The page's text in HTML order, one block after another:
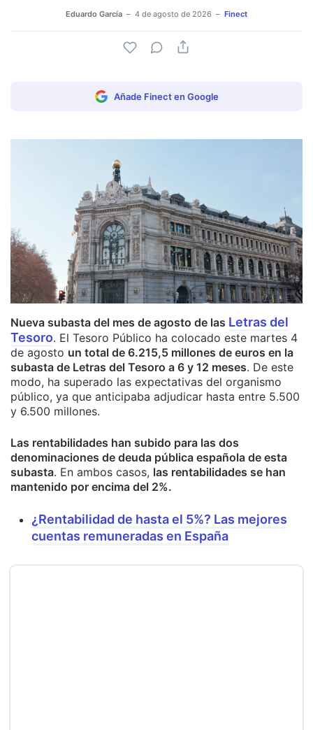
Eduardo García 4 de agosto de 2026 Finect
Añade Finect en Google
Nueva subasta del mes de agosto de las Letras del
Tesoro. El Tesoro Público ha colocado este martes 4
de agosto un total de 6.215,5 millones de euros en la
subasta de Letras del Tesoro a 6 y 12 meses. De este
modo, ha superado las expectativas del organismo
público, ya que anticipaba adjudicar hasta entre 5.500
y 6.500 millones.
Las rentabilidades han subido para las dos
denominaciones de deuda pública española de esta
subasta. En ambos casos, las rentabilidades se han
mantenido por encima del 2%.
¿Rentabilidad de hasta el 5%? Las mejores
cuentas remuneradas en España